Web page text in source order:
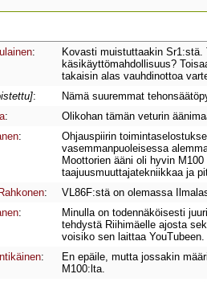
:
Kovasti muistuttaakin Sr1:stä.
käsikäyttömahdollisuus?
takaisin alas vauhdinottoa
:
Nämä suuremmat
:
Olikohan tämän veturin
:
Ohjauspiirin
vasemmanpuoleisessa
Moottorien ääni oli hyvin
taajuusmuuttajatekniikkaa ja
:
VL86F:stä on olemassa
:
Minulla on todennäköisesti
tehdystä Riihimäelle ajosta
voisiko sen laittaa
:
En epäile, mutta jossakin
M100:lta.